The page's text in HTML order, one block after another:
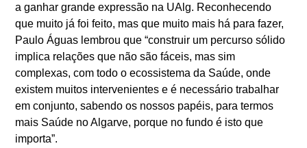
a ganhar grande expressão na UAlg. Reconhecendo
que muito já foi feito, mas que muito mais há para fazer,
Paulo Águas lembrou que “construir um percurso sólido
implica relações que não são fáceis, mas sim
complexas, com todo o ecossistema da Saúde, onde
existem muitos intervenientes e é necessário trabalhar
em conjunto, sabendo os nossos papéis, para termos
mais Saúde no Algarve, porque no fundo é isto que
importa”.